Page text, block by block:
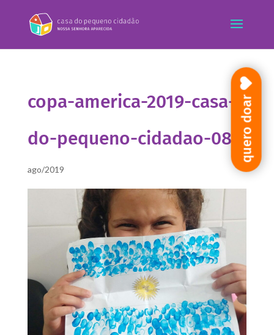
copa-america-2019-casa-
do-pequeno-cidadao-08
ago/2019
quero doar